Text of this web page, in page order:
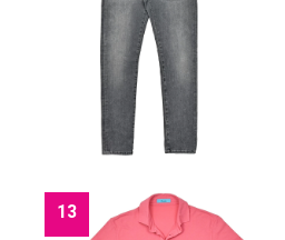
13